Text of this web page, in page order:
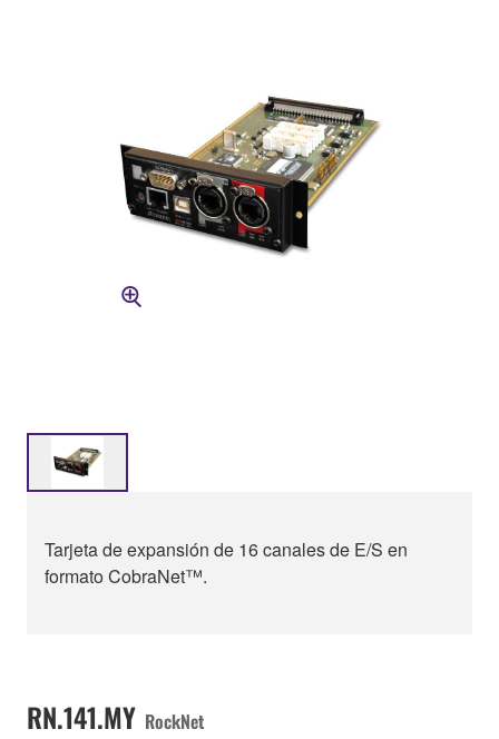
Tarjeta de expansión de 16 canales de E/S en
formato CobraNet™.
RN.141.MY RockNet